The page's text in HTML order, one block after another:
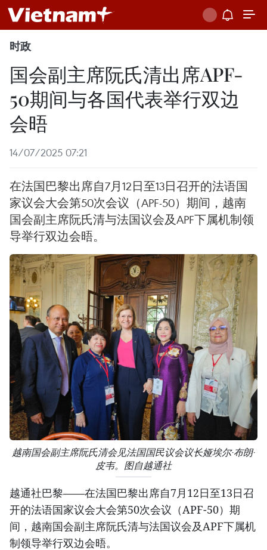
时政
国会副主席阮氏清出席APF-
50期间与各国代表举行双边
会晤
14/07/2025 07:21
在法国巴黎出席自7月12日至13日召开的法语国
家议会大会第50次会议（APF-50）期间，越南
国会副主席阮氏清与法国议会及APF下属机制领
导举行双边会晤。
越南国会副主席阮氏清会见法国国民议会议长娅埃尔·布朗·
皮韦。图自越通社
越通社巴黎——在法国巴黎出席自7月12日至13日召
开的法语国家议会大会第50次会议（APF-50）期
间，越南国会副主席阮氏清与法国议会及APF下属机
制领导举行双边会晤。